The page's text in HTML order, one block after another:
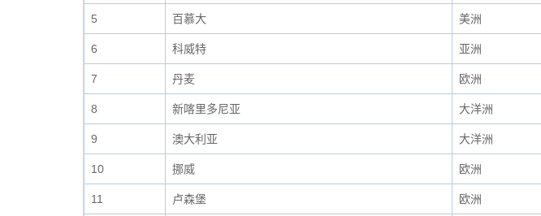
5 百慕大 美洲
6 科威特 亚洲
7 丹麦 欧洲
8 新喀里多尼亚 大洋洲
9 澳大利亚 大洋洲
10 挪威 欧洲
11 卢森堡 欧洲